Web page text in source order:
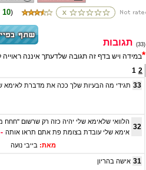
10)
(33)
תגובות
*במידה ויש בדף זה תגובה שלדעתך איננה
1 2
תגידי מה הבעיות שלך ככה את מדברת לאימא 33
הלוואי שלאימא שלי יהיה כזה רק שרשום ''חחח
אימא שלי עובדת בצומת פת אתם תראו אותה
32
מאת: בייבי נועה
אישה בהריון 31